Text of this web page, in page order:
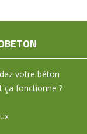
votre béton
ça fonctionne ?